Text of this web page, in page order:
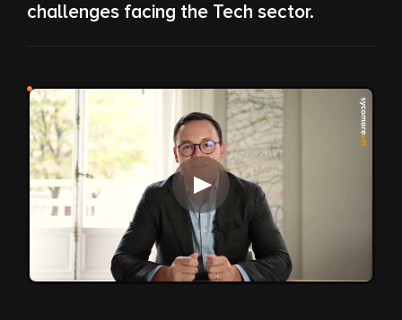
challenges facing the Tech sector.
Video abspielen